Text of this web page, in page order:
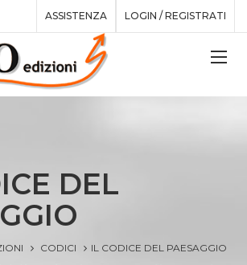
ASSISTENZA LOGIN / REGISTRATI
DEL
CODICI IL CODICE DEL PAESAGGIO